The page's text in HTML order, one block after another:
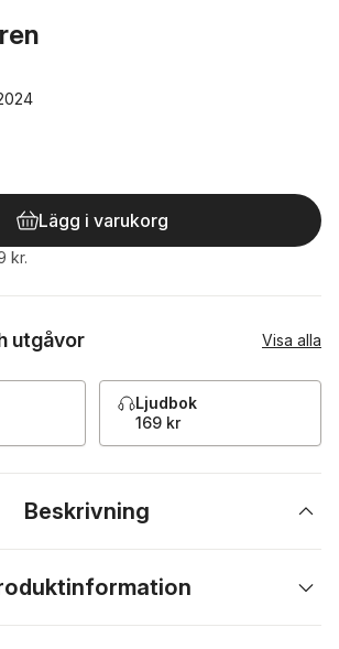
antal röster:
Lägg i varukorg
kr.
utgåvor Visa alla
Ljudbok
169 kr
Beskrivning